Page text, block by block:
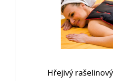
Hřejivý